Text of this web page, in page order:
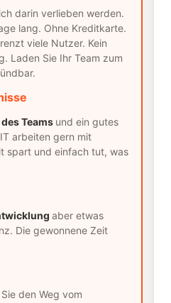
darin verlieben werden.
lang. Ohne Kreditkarte.
viele Nutzer. Kein
Laden Sie Ihr Team zum
Teams und ein gutes
arbeiten gern mit
spart und einfach tut, was
aber etwas
Die gewonnene Zeit
den Weg vom